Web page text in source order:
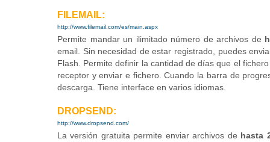
FILEMAIL:
http://www.filemail.com/es/main.aspx
Permite mandar un ilimitado número de archivos de
email. Sin necesidad de estar registrado, puedes
Flash. Permite definir la cantidad de días que el
receptor y enviar e fichero. Cuando la barra de
descarga. Tiene interface en varios idiomas.
DROPSEND:
http://www.dropsend.com/
La versión gratuita permite enviar archivos de hasta